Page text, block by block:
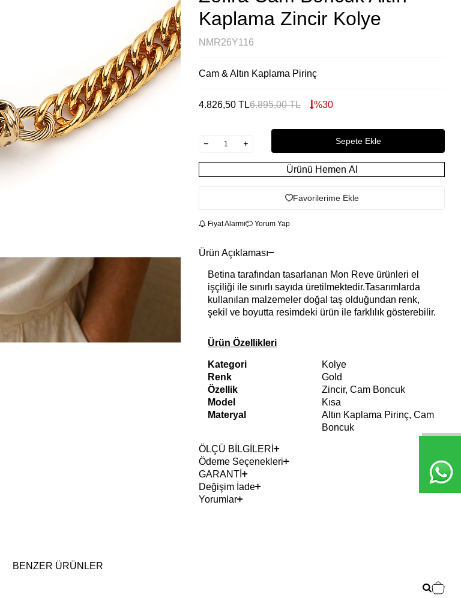
Kaplama Zincir Kolye
NMR26Y116
Cam & Altın Kaplama Pirinç
4.826,50 TL6.895,00TL %30
Sepete Ekle
Ürünü Hemen Al
Favorilerime Ekle
Fiyat Alarmı Yorum Yap
Ürün Açıklaması
Betina tarafından tasarlanan Mon Reve ürünleri el
işçiliği ile sınırlı sayıda üretilmektedir.Tasarımlarda
kullanılan malzemeler doğal taş olduğundan renk,
şekil ve boyutta resimdeki ürün ile farklılık gösterebilir.
Ürün Özellikleri
Kategori
Kolye
Renk
Gold
Özellik
Zincir, Cam Boncuk
Model
Kısa
Materyal
Altın Kaplama Pirinç, Cam
Boncuk
ÖLÇÜ BİLGİLERİ
Ödeme Seçenekleri
GARANTİ
Değişim İade
Yorumlar
BENZER ÜRÜNLER